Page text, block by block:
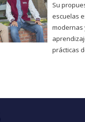
Su
escuelas
modernas
prácticas